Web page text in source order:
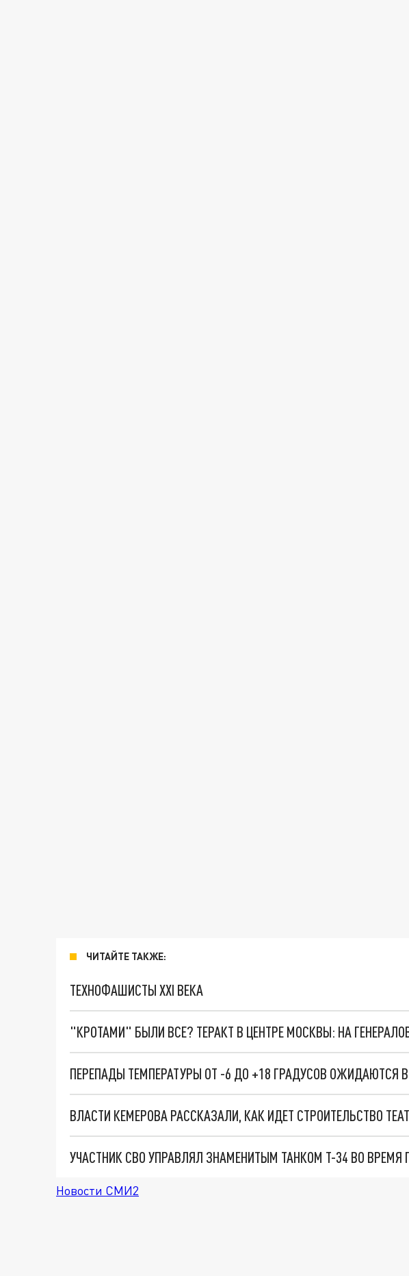
ЧИТАЙТЕ ТАКЖЕ:
ТЕХНОФАШИСТЫ XXI ВЕКА
"КРОТАМИ" БЫЛИ ВСЕ? ТЕРАКТ В ЦЕНТРЕ МОСКВЫ: НА
ПЕРЕПАДЫ ТЕМПЕРАТУРЫ ОТ -6 ДО +18 ГРАДУСОВ ОЖИДАЮТСЯ
ВЛАСТИ КЕМЕРОВА РАССКАЗАЛИ, КАК ИДЕТ СТРОИТЕЛЬСТВО
Новости СМИ2